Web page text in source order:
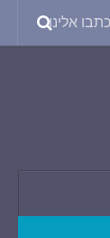
כתבו אלינו